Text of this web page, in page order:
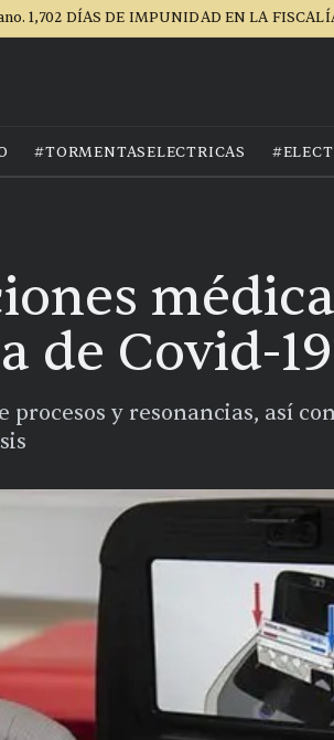
1,702 DÍAS DE IMPUNIDAD EN LA
#TORMENTASELECTRICAS
de Covid-19
y resonancias, así